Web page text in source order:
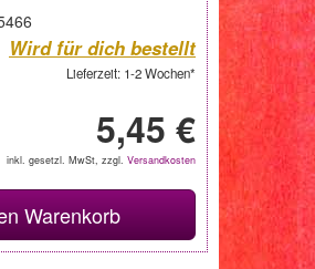
Wird für dich bestellt
Lieferzeit: 1-2 Wochen*
5,45 €
inkl. gesetzl. MwSt, zzgl. Versandkosten
Warenkorb